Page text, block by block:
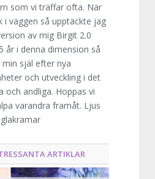
som vi träffar ofta. När
i väggen så upptäckte jag
av mig Birgit 2.0
år i denna dimension så
själ efter nya
och utveckling i det
och andliga. Hoppas vi
varandra framåt. Ljus
ARTIKLAR